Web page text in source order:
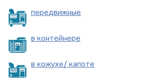
передвижные
в контейнере
в кожухе/ капоте